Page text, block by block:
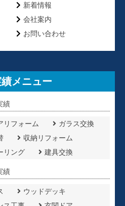
新着情報
会社案内
お問い合わせ
メニュー
績
リフォーム
ガラス交換
収納リフォーム
リング 建具交換
績
ウッドデッキ